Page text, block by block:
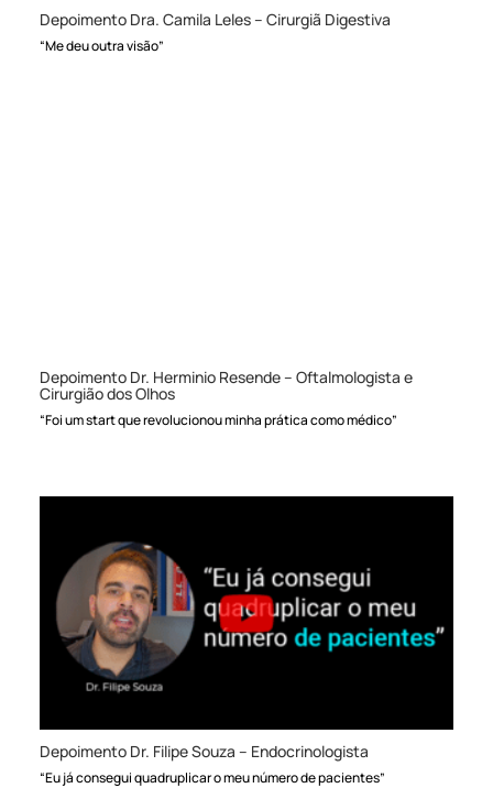
Depoimento Dra. Camila Leles – Cirurgiã Digestiva
“Me deu outra visão”
Depoimento Dr. Herminio Resende – Oftalmologista e
Cirurgião dos Olhos
“Foi um start que revolucionou minha prática como médico”
Depoimento Dr. Filipe Souza – Endocrinologista
“Eu já consegui quadruplicar o meu número de pacientes”